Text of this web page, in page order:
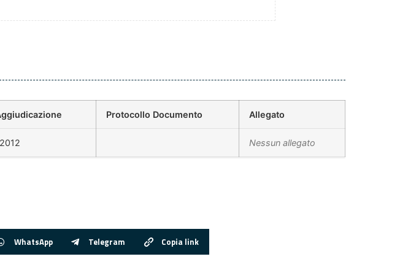
Protocollo Documento Allegato
Nessun allegato
WhatsApp Telegram Copia link